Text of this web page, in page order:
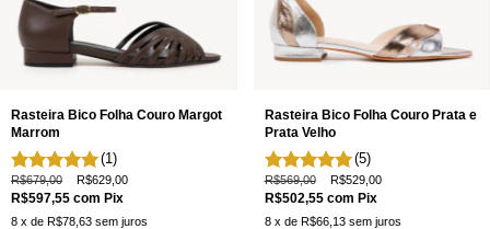
Rasteira Bico Folha Couro Margot
Marrom
(1)
R$679,00 R$629,00
R$597,55 com Pix
8 x de R$78,63 sem juros
Rasteira Bico Folha Couro Prata e
Prata Velho
(5)
R$569,00 R$529,00
R$502,55 com Pix
8 x de R$66,13 sem juros